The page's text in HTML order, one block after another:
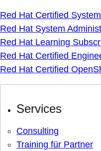
Red Hat Certified
Red Hat System
Red Hat Learning
Red Hat Certified
Red Hat Certified
Services
Consulting
Training für Partner